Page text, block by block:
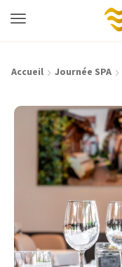
Accueil Journée SPA